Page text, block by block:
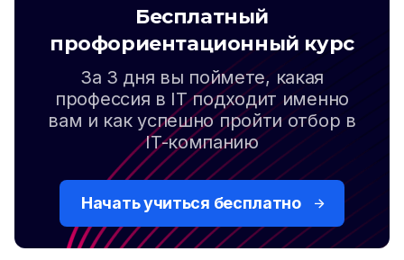
Бесплатный
профориентационный курс
За 3 дня вы поймете, какая
профессия в IT подходит именно
вам и как успешно пройти отбор в
IT-компанию
Начать учиться бесплатно